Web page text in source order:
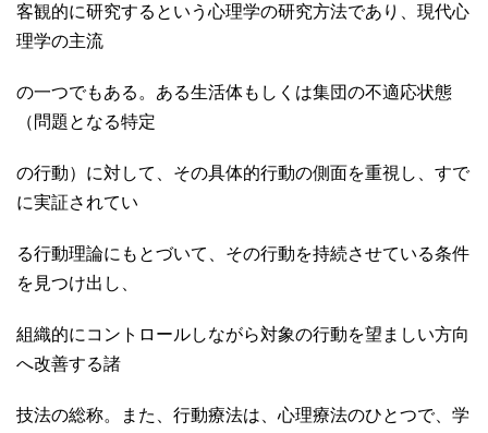
客観的に研究するという心理学の研究方法であり、現代心
理学の主流
の一つでもある。ある生活体もしくは集団の不適応状態
（問題となる特定
の行動）に対して、その具体的行動の側面を重視し、すで
に実証されてい
る行動理論にもとづいて、その行動を持続させている条件
を見つけ出し、
組織的にコントロールしながら対象の行動を望ましい方向
へ改善する諸
技法の総称。また、 行動療法は、心理療法のひとつで、学